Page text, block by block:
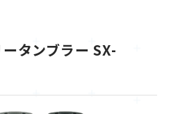
タンブラー SX-